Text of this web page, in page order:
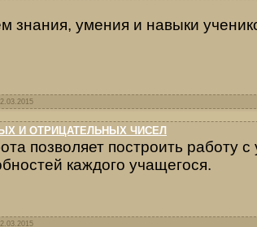
знания, умения и навыки
И ОТРИЦАТЕЛЬНЫХ ЧИСЕЛ
позволяет построить работу с
каждого учащегося.